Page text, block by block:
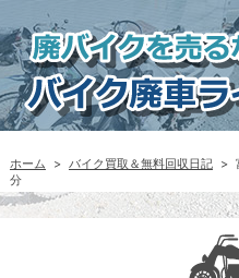
ホーム > バイク買取＆無料回収日記 >
分